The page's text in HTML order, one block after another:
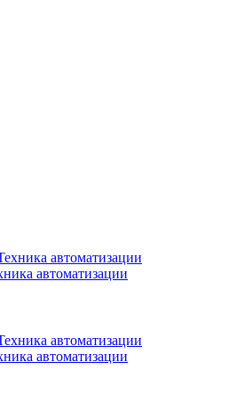
автоматизации
автоматизации